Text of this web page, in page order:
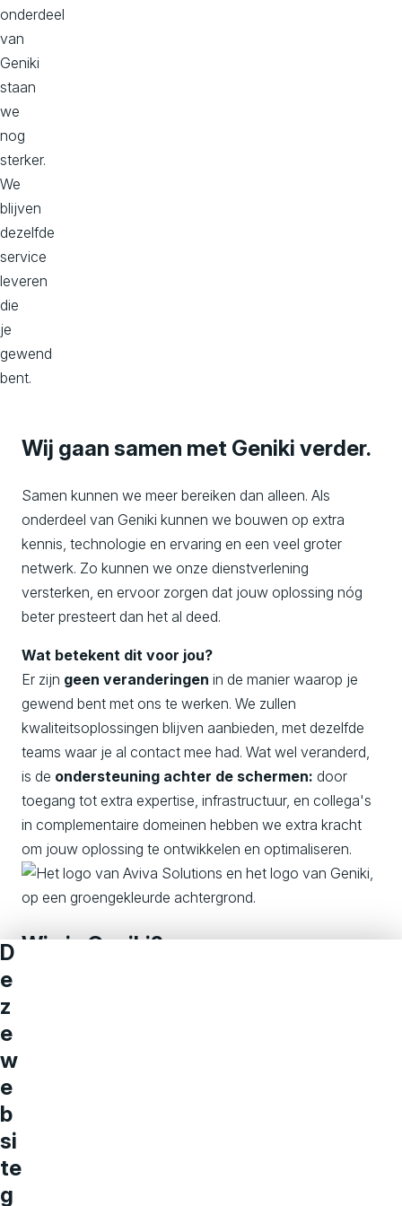
o
n
s
onderdeel
van
Geniki
staan
we
nog
sterker.
We
blijven
dezelfde
service
leveren
die
je
gewend
bent.
Wij gaan samen met Geniki verder.
Samen kunnen we meer bereiken dan alleen. Als
onderdeel van Geniki kunnen we bouwen op extra
kennis, technologie en ervaring en een veel groter
netwerk. Zo kunnen we onze dienstverlening
versterken, en ervoor zorgen dat jouw oplossing nóg
beter presteert dan het al deed.
Wat betekent dit voor jou?
Er zijn geen veranderingen in de manier waarop je
gewend bent met ons te werken. We zullen
kwaliteitsoplossingen blijven aanbieden, met dezelfde
teams waar je al contact mee had. Wat wel veranderd,
is de ondersteuning achter de schermen: door
toegang tot extra expertise, infrastructuur, en collega's
in complementaire domeinen hebben we extra kracht
om jouw oplossing te ontwikkelen en optimaliseren.
Wie is Geniki?
D
e
z
e
w
e
b
si
te
g